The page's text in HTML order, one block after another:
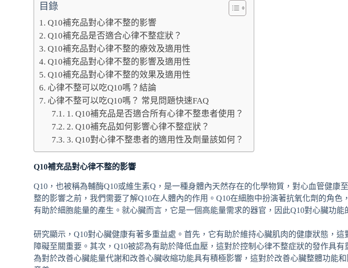
目錄
Q10補充品對心律不整的影響
Q10補充品是否適合心律不整症狀？
Q10補充品對心律不整的療效及適用性
Q10補充品對心律不整的影響及適用性
Q10補充品對心律不整的效果及適用性
心律不整可以吃Q10嗎？結論
心律不整可以吃Q10嗎？ 常見問題快速FAQ
1. Q10補充品是否適合所有心律不整患者使用？
2. Q10補充品如何影響心律不整症狀？
3. Q10對心律不整患者的適用性及劑量該如何？
Q10補充品對心律不整的影響
Q10，也被稱為輔酶Q10或維生素Q，是一種身體內天然存在的化學物質，對心血管健康
整的影響之前，我們需要了解Q10在人體內的作用。Q10在細胞中扮演著抗氧化劑的角色
有助於細胞能量的產生。就心臟而言，它是一個高能量需求的器官，因此Q10對心臟功能
研究顯示，Q10對心臟健康有著多重益處。首先，它有助於維持心臟肌肉的健康狀態，
障礙至關重要。其次，Q10被認為有助於降低血壓，這對於控制心律不整症狀的發作具
為對於改善心臟能量代謝和改善心臟收縮功能具有積極影響，這對於改善心臟整體功能